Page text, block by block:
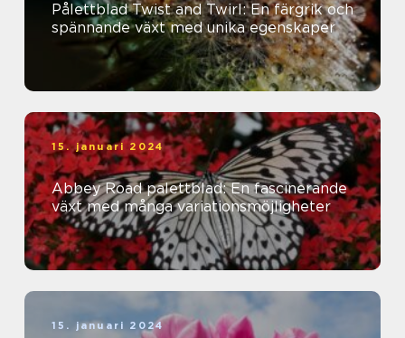
Pålettblad Twist and Twirl: En färgrik och
spännande växt med unika egenskaper
15. januari 2024
Abbey Road palettblad: En fascinerande
växt med många variationsmöjligheter
15. januari 2024